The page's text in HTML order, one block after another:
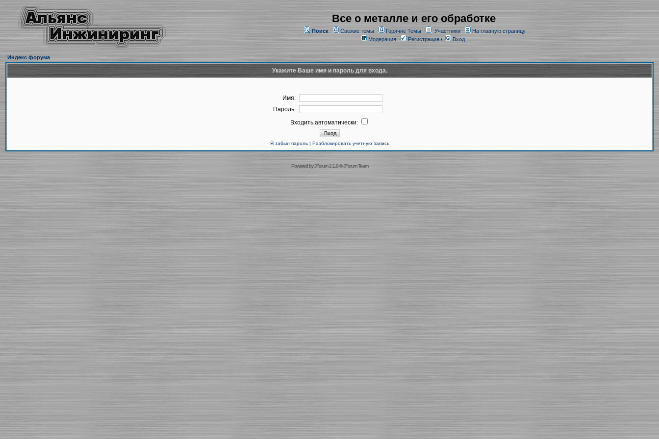
Все о металле и его обработке
Поиск Свежие темы Горячие Темы Участники
На главную страницу
Модерация
Регистрация/ Вход
Индекс форума
Укажите Ваше имя и пароль для входа.
Имя:
Пароль:
Входить автоматически:
Я забыл пароль| Разблокировать учетную запись
Powered byJForum 2.1.9©JForum Team